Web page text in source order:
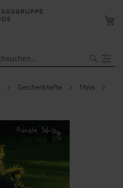
Geschenkhefte
Minis
ENDE